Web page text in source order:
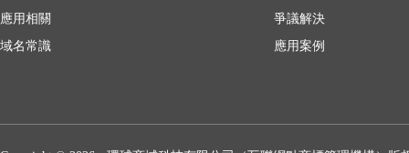
應用相關
域名常識
爭議解決
應用案例